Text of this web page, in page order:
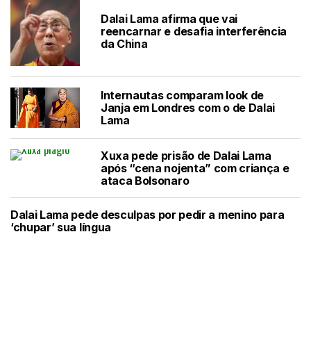
Dalai Lama afirma que vai
reencarnar e desafia interferência
da China
Internautas comparam look de
Janja em Londres com o de Dalai
Lama
Xuxa pede prisão de Dalai Lama
após “cena nojenta” com criança e
ataca Bolsonaro
Dalai Lama pede desculpas por pedir a menino para
‘chupar’ sua língua